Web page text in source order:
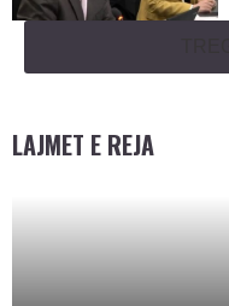
LAJMET E REJA